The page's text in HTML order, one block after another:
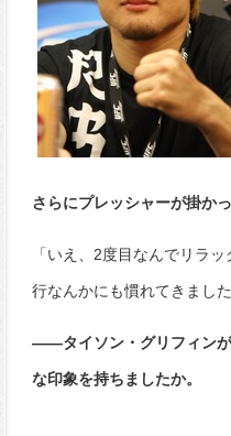
さらにプレッシャーが掛か
「いえ、2度目なんでリラ
行なんかにも慣れてきました
――タイソン・グリフィンが
な印象を持ちましたか。